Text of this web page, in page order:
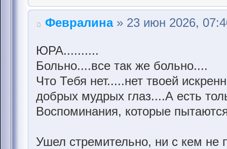
Февралина» 23 июн 2026,
ЮРА..........
Больно....все так же больно....
Что Тебя нет.....нет твоей
добрых мудрых глаз....А есть
Воспоминания, которые
Ушел стремительно, ни с кем не